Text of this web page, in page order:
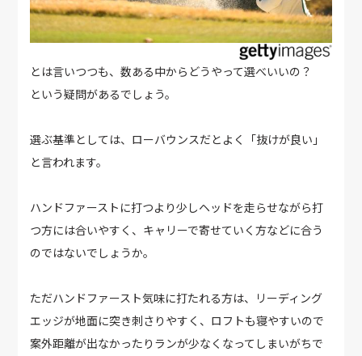
とは言いつつも、数ある中からどうやって選べいいの？
という疑問があるでしょう。
選ぶ基準としては、ローバウンスだとよく「抜けが良い」
と言われます。
ハンドファーストに打つより少しヘッドを走らせながら打
つ方には合いやすく、キャリーで寄せていく方などに合う
のではないでしょうか。
ただハンドファースト気味に打たれる方は、リーディング
エッジが地面に突き刺さりやすく、ロフトも寝やすいので
案外距離が出なかったりランが少なくなってしまいがちで